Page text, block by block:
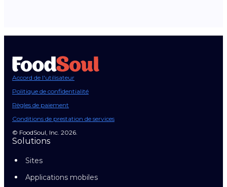
Accord de l'utilisateur
Politique de confidentialité
Règles de paiement
Conditions de prestation de services
© FoodSoul, Inc. 2026.
Solutions
Sites
Applications mobiles